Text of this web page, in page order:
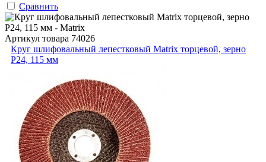
Сравнить
Артикул товара 74026
Круг шлифовальный лепестковый Matrix торцевой, зерно
P24, 115 мм